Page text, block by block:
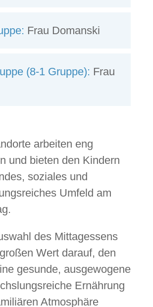
Frau Domanski
(8-1 Gruppe): Frau
arbeiten eng
und bieten den Kindern
soziales und
Umfeld am
des Mittagessens
Wert darauf, den
gesunde, ausgewogene
Ernährung
Atmosphäre